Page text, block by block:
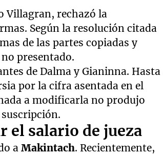
Villagran, rechazó la
Según la resolución citada
de las partes copiadas y
presentado.
de Dalma y Gianinna. Hasta
por la cifra asentada en el
a modificarla no produjo
el salario de jueza
aMakintach. Recientemente,